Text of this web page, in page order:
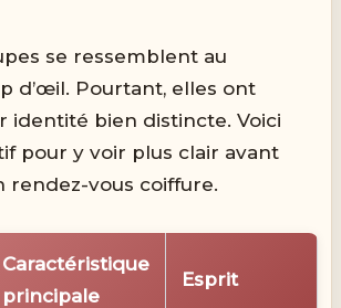
se ressemblent au
d’œil. Pourtant, elles ont
identité bien distincte. Voici
pour y voir plus clair avant
rendez-vous coiffure.
Caractéristique
principale
Esprit